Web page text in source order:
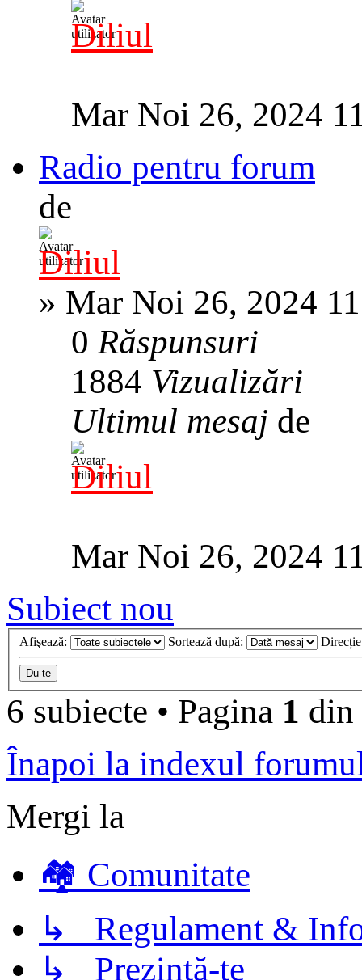
Diliul
Mar Noi 26, 2024
Radio pentru forum
de
Diliul
» Mar Noi 26, 2024
0Răspunsuri
1884 Vizualizări
Ultimul mesaj de
Diliul
Mar Noi 26, 2024
Subiect nou
Afişează: Sortează după:
6 subiecte • Pagina 1 din
Înapoi la indexul
Mergi la
🏘️ Comunitate
↳ Regulament &
↳ Prezintă-te